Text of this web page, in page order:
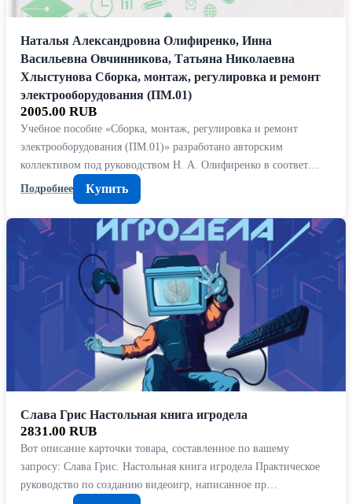
Наталья Александровна Олифиренко, Инна
Васильевна Овчинникова, Татьяна Николаевна
Хлыстунова Сборка, монтаж, регулировка и ремонт
электрооборудования (ПМ.01)
2005.00 RUB
Учебное пособие «Сборка, монтаж, регулировка и ремонт
электрооборудования (ПМ.01)» разработано авторским
коллективом под руководством Н. А. Олифиренко в соответ…
Подробнее
Купить
Слава Грис Настольная книга игродела
2831.00 RUB
Вот описание карточки товара, составленное по вашему
запросу: Слава Грис. Настольная книга игродела Практическое
руководство по созданию видеоигр, написанное пр…